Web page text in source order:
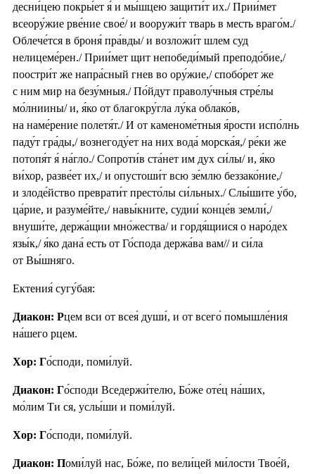
десни́цею покры́ет я́ и мы́шцею защити́т их./ Прии́мет
всеору́жие рве́ние свое́/ и вооружи́т тварь в месть враго́м./
Облече́тся в броня́ пра́вды/ и возложи́т шлем суд
нелицеме́рен./ Прии́мет щит непобеди́мый преподо́бие,/
поостри́т же напра́сный гнев во ору́жие,/ спобо́рет же
с ним мир на безу́мныя./ По́йдут праволу́чныя стре́лы
мо́лниины/ и, я́ко от благокру́гла лу́ка облако́в,
на наме́рение полетя́т./ И от каменоме́тныя я́рости испо́лнь
паду́т гра́ды,/ вознегоду́ет на них вода́ морска́я,/ ре́ки же
потопя́т я́ на́гло./ Сопроти́в ста́нет им дух си́лы/ и, я́ко
ви́хор, разве́ет их,/ и опустоши́т всю зе́млю беззако́ние,/
и злоде́йство преврати́т престо́лы си́льных./ Слы́шите у́бо,
ца́рие, и разуме́йте,/ навы́кните, судии́ конце́в земли́,/
внуши́те, держа́щии мно́жества/ и гордя́щиися о наро́дех
язы́к,/ я́ко дана́ есть от Го́спода держа́ва вам// и си́ла
от Вы́шняго.
Ектения́ сугу́бая:
Диакон: Рцем вси от всея́ души́, и от всего́ помышле́ния
на́шего рцем.
Хор: Го́споди, поми́луй.
Диакон: Го́споди Вседержи́телю, Бо́же оте́ц на́ших,
мо́лим Ти ся, услы́ши и поми́луй.
Хор: Го́споди, поми́луй.
Диакон: Поми́луй нас, Бо́же, по вели́цей ми́лости Твое́й,